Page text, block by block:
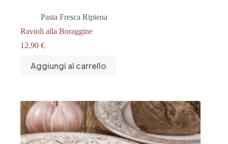
Pasta Fresca Ripiena
Ravioli alla Boraggine
12.90 €
Aggiungi al carrello